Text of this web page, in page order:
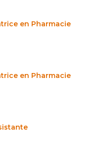
en Pharmacie
en Pharmacie